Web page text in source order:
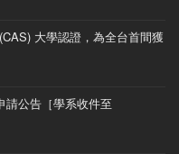
大學認證，為全台首間獲
請公告［學系收件至